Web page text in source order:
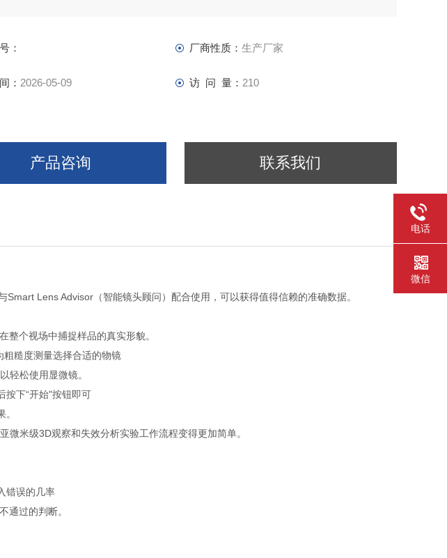
： 厂商性质： 生产厂家
： 2026-05-09 访 问 量： 210
产品咨询 联系我们
Lens Advisor（智能镜头顾问）配合使用，可以获得值得信赖的准确数据。
整个视场中捕捉样品的真实形貌。
粗糙度测量选择合适的物镜
轻松使用显微镜。
按下“开始"按钮即可
微米级3D观察和失效分析实验工作流程变得更加简单。
错误的几率
通过的判断。
电话
微信